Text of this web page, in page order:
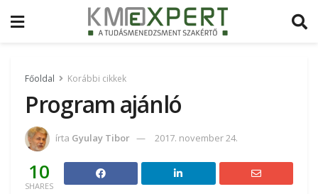
Főoldal Korábbi cikkek
Program ajánló
írta Gyulay Tibor 2017. november 24.
10
SHARES